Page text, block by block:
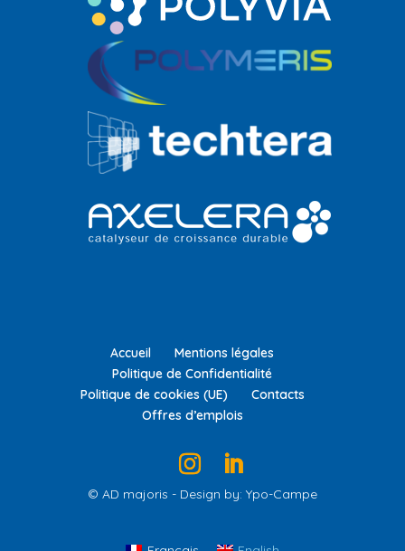
Accueil
Mentions légales
Politique de Confidentialité
Politique de cookies (UE)
Contacts
Offres d’emplois
© AD majoris - Design by: Ypo-Campe